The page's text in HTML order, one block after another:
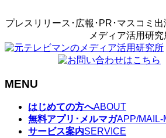
プレスリリース･広報･PR･マスコミ
メディア活用研究
MENU
はじめての方へABOUT
無料アプリ･メルマガAPP/MAIL-
サービス案内SERVICE